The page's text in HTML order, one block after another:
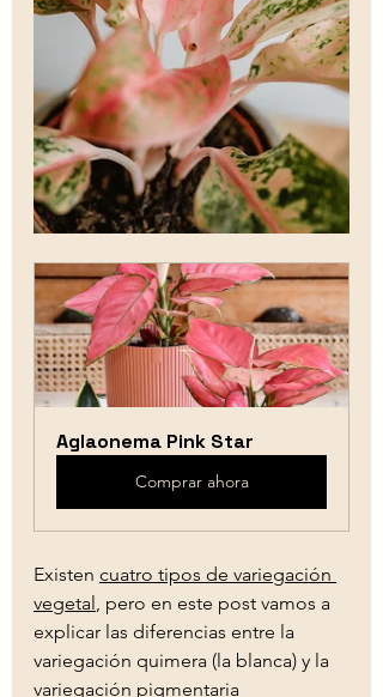
Aglaonema Pink Star
Comprar ahora
Existen cuatro tipos de variegación
vegetal , pero en este post vamos a
explicar las diferencias entre la
variegación quimera (la blanca) y la
variegación pigmentaria